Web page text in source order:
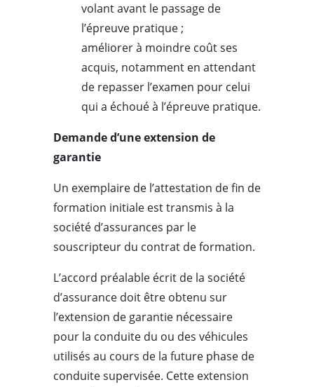
volant avant le passage de
l’épreuve pratique ;
améliorer à moindre coût ses
acquis, notamment en attendant
de repasser l’examen pour celui
qui a échoué à l’épreuve pratique.
Demande d’une extension de
garantie
Un exemplaire de l’attestation de fin de
formation initiale est transmis à la
société d’assurances par le
souscripteur du contrat de formation.
L’accord préalable écrit de la société
d’assurance doit être obtenu sur
l’extension de garantie nécessaire
pour la conduite du ou des véhicules
utilisés au cours de la future phase de
conduite supervisée. Cette extension